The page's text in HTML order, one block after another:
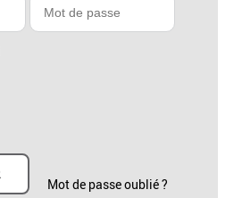
Mot de passe oublié ?